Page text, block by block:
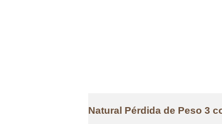
Natural Pérdida de Peso 3